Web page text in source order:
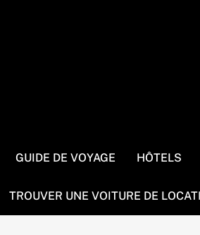
GUIDE DE VOYAGE HÔTELS
TROUVER UNE VOITURE DE